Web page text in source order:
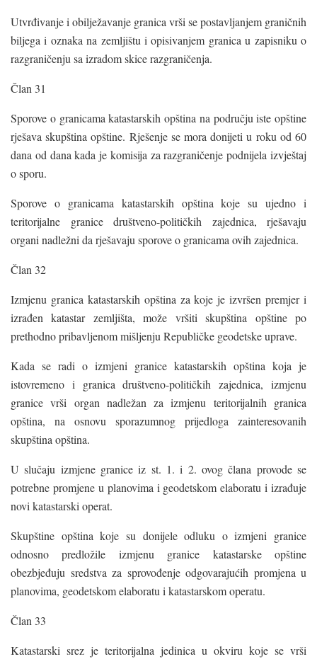
Utvrđivanje i obilježavanje granica vrši se postavljanjem graničnih
biljega i oznaka na zemljištu i opisivanjem granica u zapisniku o
razgraničenju sa izradom skice razgraničenja.
Član 31
Sporove o granicama katastarskih opština na području iste opštine
rješava skupština opštine. Rješenje se mora donijeti u roku od 60
dana od dana kada je komisija za razgraničenje podnijela izvještaj
o sporu.
Sporove o granicama katastarskih opština koje su ujedno i
teritorijalne granice društveno-političkih zajednica, rješavaju
organi nadležni da rješavaju sporove o granicama ovih zajednica.
Član 32
Izmjenu granica katastarskih opština za koje je izvršen premjer i
izrađen katastar zemljišta, može vršiti skupština opštine po
prethodno pribavljenom mišljenju Republičke geodetske uprave.
Kada se radi o izmjeni granice katastarskih opština koja je
istovremeno i granica društveno-političkih zajednica, izmjenu
granice vrši organ nadležan za izmjenu teritorijalnih granica
opština, na osnovu sporazumnog prijedloga zainteresovanih
skupština opština.
U slučaju izmjene granice iz st. 1. i 2. ovog člana provode se
potrebne promjene u planovima i geodetskom elaboratu i izrađuje
novi katastarski operat.
Skupštine opština koje su donijele odluku o izmjeni granice
odnosno predložile izmjenu granice katastarske opštine
obezbjeđuju sredstva za sprovođenje odgovarajućih promjena u
planovima, geodetskom elaboratu i katastarskom operatu.
Član 33
Katastarski srez je teritorijalna jedinica u okviru koje se vrši